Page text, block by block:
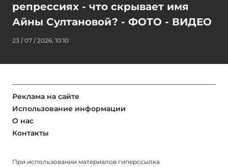
репрессиях - что скрывает имя
Айны Султановой? - ФОТО - ВИДЕО
23 / 07 / 2026, 10:10
Реклама на сайте
Использование информации
О нас
Контакты
При использовании материалов гиперссылка